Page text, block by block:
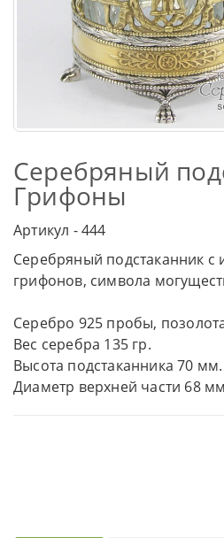
Серебряный
Грифоны
Артикул - 444
Серебряный подстаканник
грифонов, символа
Серебро 925 пробы,
Вес серебра 135 гр.
Высота подстаканника 70 мм.
Диаметр верхней части 68